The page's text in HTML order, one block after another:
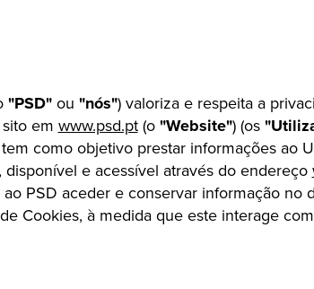
"PSD"ou "nós") valoriza e respeita a
em www.psd.pt(o "Website") (os
como objetivo prestar informações ao
disponível e acessível através do endereço
PSD aceder e conservar informação no
Cookies, à medida que este interage